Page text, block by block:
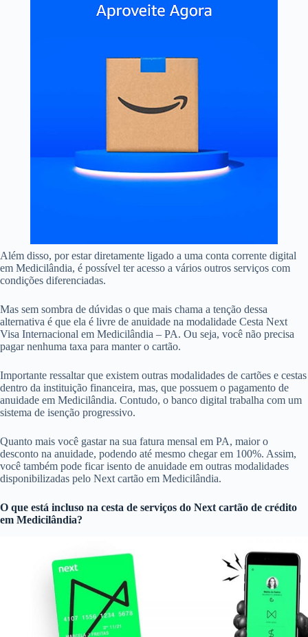
Além disso, por estar diretamente ligado a uma conta corrente digital
em Medicilândia, é possível ter acesso a vários outros serviços com
condições diferenciadas.
Mas sem sombra de dúvidas o que mais chama a tenção dessa
alternativa é que ela é livre de anuidade na modalidade Cesta Next
Visa Internacional em Medicilândia – PA. Ou seja, você não precisa
pagar nenhuma taxa para manter o cartão.
Importante ressaltar que existem outras modalidades de cartões e cestas
dentro da instituição financeira, mas, que possuem o pagamento de
anuidade em Medicilândia. Contudo, o banco digital trabalha com um
sistema de isenção progressivo.
Quanto mais você gastar na sua fatura mensal em PA, maior o
desconto na anuidade, podendo até mesmo chegar em 100%. Assim,
você também pode ficar isento de anuidade em outras modalidades
disponibilizadas pelo Next cartão em Medicilândia.
O que está incluso na cesta de serviços do Next cartão de crédito
em Medicilândia?